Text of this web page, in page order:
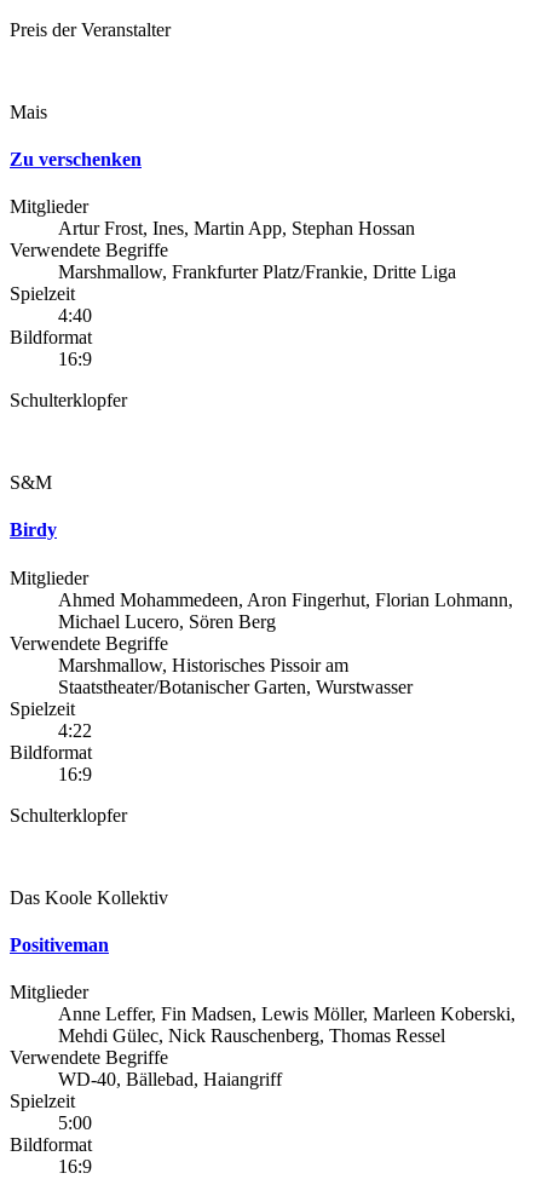
Preis der Veranstalter
Mais
Zu verschenken
Mitglieder
Artur Frost, Ines, Martin App, Stephan Hossan
Verwendete Begriffe
Marshmallow, Frankfurter Platz/Frankie, Dritte Liga
Spielzeit
4:40
Bildformat
16:9
Schulterklopfer
S&M
Birdy
Mitglieder
Ahmed Mohammedeen, Aron Fingerhut, Florian Lohmann,
Michael Lucero, Sören Berg
Verwendete Begriffe
Marshmallow, Historisches Pissoir am
Staatstheater/Botanischer Garten, Wurstwasser
Spielzeit
4:22
Bildformat
16:9
Schulterklopfer
Das Koole Kollektiv
Positiveman
Mitglieder
Anne Leffer, Fin Madsen, Lewis Möller, Marleen Koberski,
Mehdi Gülec, Nick Rauschenberg, Thomas Ressel
Verwendete Begriffe
WD-40, Bällebad, Haiangriff
Spielzeit
5:00
Bildformat
16:9